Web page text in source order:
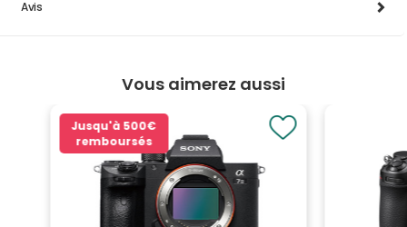
Avis
Vous aimerez aussi
Jusqu'à 500€
remboursés